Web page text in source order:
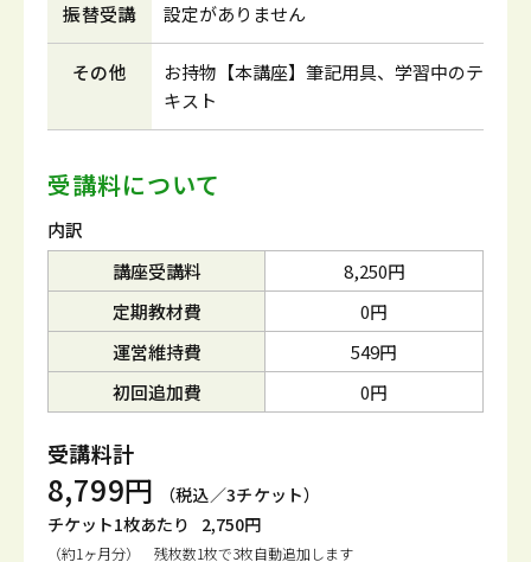
振替受講 設定がありません
その他
お持物【本講座】筆記用具、学習中のテ
キスト
受講料について
内訳
講座受講料
8,250円
定期教材費
0円
運営維持費
549円
初回追加費
0円
受講料計
8,799円
（税込／3チケット）
チケット1枚あたり
2,750円
（約1ヶ月分） 残枚数1枚で3枚自動追加します